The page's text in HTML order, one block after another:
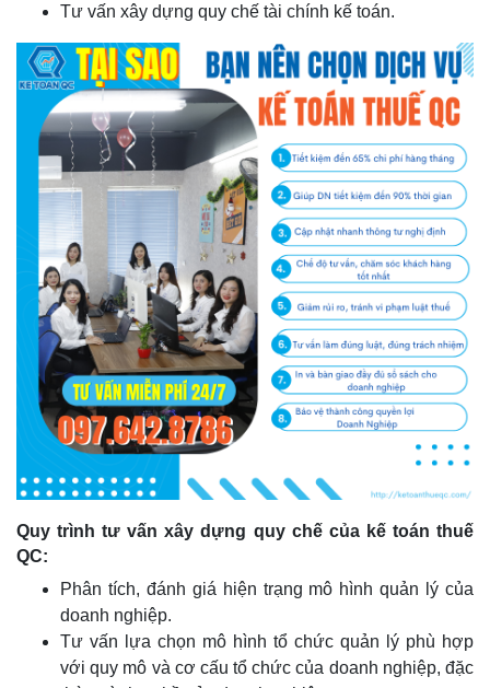
Tư vấn xây dựng quy chế tài chính kế toán.
Quy trình tư vấn xây dựng quy chế của kế toán thuế
QC:
Phân tích, đánh giá hiện trạng mô hình quản lý của
doanh nghiệp.
Tư vấn lựa chọn mô hình tổ chức quản lý phù hợp
với quy mô và cơ cấu tổ chức của doanh nghiệp, đặc